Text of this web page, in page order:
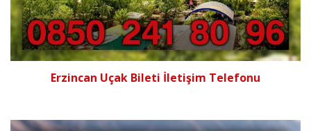
Erzincan Uçak Bileti İletişim Telefonu